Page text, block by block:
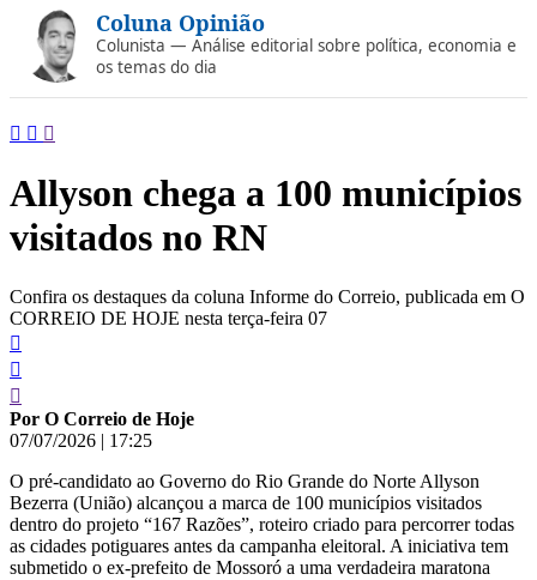
para
conteúdo
Coluna Opinião
Colunista — Análise editorial sobre política, economia e
os temas do dia
Allyson chega a 100 municípios
visitados no RN
Confira os destaques da coluna Informe do Correio, publicada em O
CORREIO DE HOJE nesta terça-feira 07
Por O Correio de Hoje
07/07/2026 | 17:25
O pré-candidato ao Governo do Rio Grande do Norte Allyson
Bezerra (União) alcançou a marca de 100 municípios visitados
dentro do projeto “167 Razões”, roteiro criado para percorrer todas
as cidades potiguares antes da campanha eleitoral. A iniciativa tem
submetido o ex-prefeito de Mossoró a uma verdadeira maratona